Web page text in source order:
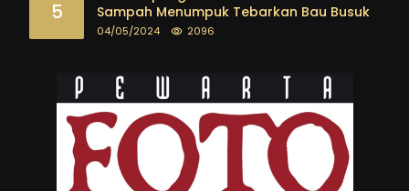
5
Sampah Menumpuk Tebarkan Bau Busuk
04/05/2024 2096